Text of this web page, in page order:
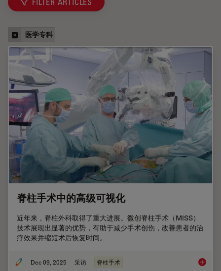
医学专科
脊柱手术中的高级可视化
近年来，脊柱外科取得了重大进展。微创脊柱手术（MISS）
技术展现出显著的优势，有助于减少手术创伤，改善患者的治
疗效果并缩短术后恢复时间。
Dec 09, 2025 采访 脊柱手术 脊柱手